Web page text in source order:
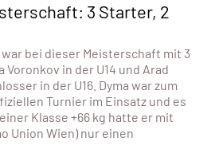
3 Starter, 2
bei dieser Meisterschaft mit 3
in der U14 und Arad
in der U16. Dyma war zum
Turnier im Einsatz und es
Klasse +66 kg hatte er mit
Union Wien) nur einen